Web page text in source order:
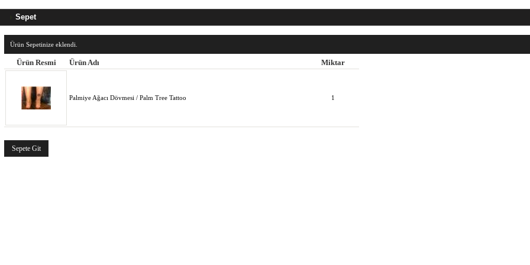
Sepet
Ürün Sepetinize eklendi.
Ürün Resmi Ürün Adı Miktar
Palmiye Ağacı Dövmesi / Palm Tree Tattoo 1
Sepete Git